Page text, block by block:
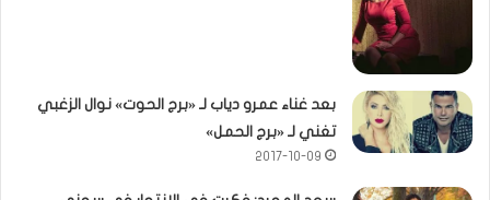
بعد غناء عمرو دياب لـ «برج الحوت» نوال الزغبي
تغني لـ «برج الحمل»
2017-10-09